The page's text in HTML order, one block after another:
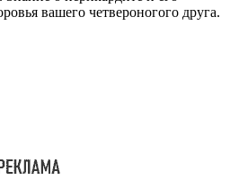
вашего четвероногого друга.